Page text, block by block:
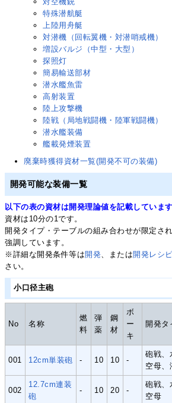
特殊潜航艇
上陸用舟艇
対潜機（回転翼機・対潜哨戒機）
増設バルジ（中型・大型）
探照灯
簡易輸送部材
潜水艦魚雷
高射装置
陸上攻撃機
陸戦（局地戦闘機・陸軍戦闘機）
潜水艦装備
艦載発煙装置
廃棄時獲得資材一覧(開発不可の装備)
開発可能な装備一覧
以下の表の資材は開発理論値を記載しています
資材は10分の1です。
開発タイプ・テーブルの組み合わせが限定さ
強調しています。
※詳細な開発条件等は開発、または開発レシピ
さい。
小口径主砲
No 名称
燃
料
弾
薬
鋼
材
ボ
ー
キ
開発タ
001 12cm単装砲 - 10 10 -
砲戦、
空母、
002
12.7cm連装
砲
- 10 20 -
砲戦、
空母